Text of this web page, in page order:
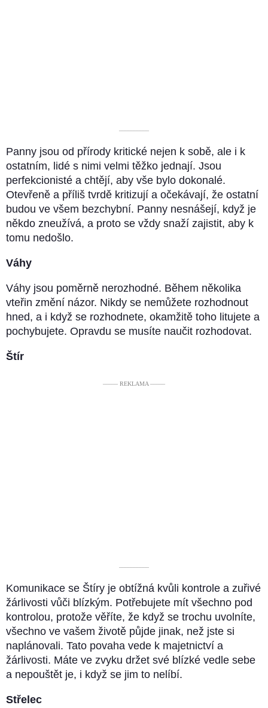
––––––––––
Panny jsou od přírody kritické nejen k sobě, ale i k
ostatním, lidé s nimi velmi těžko jednají. Jsou
perfekcionisté a chtějí, aby vše bylo dokonalé.
Otevřeně a příliš tvrdě kritizují a očekávají, že ostatní
budou ve všem bezchybní. Panny nesnášejí, když je
někdo zneužívá, a proto se vždy snaží zajistit, aby k
tomu nedošlo.
Váhy
Váhy jsou poměrně nerozhodné. Během několika
vteřin změní názor. Nikdy se nemůžete rozhodnout
hned, a i když se rozhodnete, okamžitě toho litujete a
pochybujete. Opravdu se musíte naučit rozhodovat.
Štír
––––– REKLAMA –––––
––––––––––
Komunikace se Štíry je obtížná kvůli kontrole a zuřivé
žárlivosti vůči blízkým. Potřebujete mít všechno pod
kontrolou, protože věříte, že když se trochu uvolníte,
všechno ve vašem životě půjde jinak, než jste si
naplánovali. Tato povaha vede k majetnictví a
žárlivosti. Máte ve zvyku držet své blízké vedle sebe
a nepouštět je, i když se jim to nelíbí.
Střelec